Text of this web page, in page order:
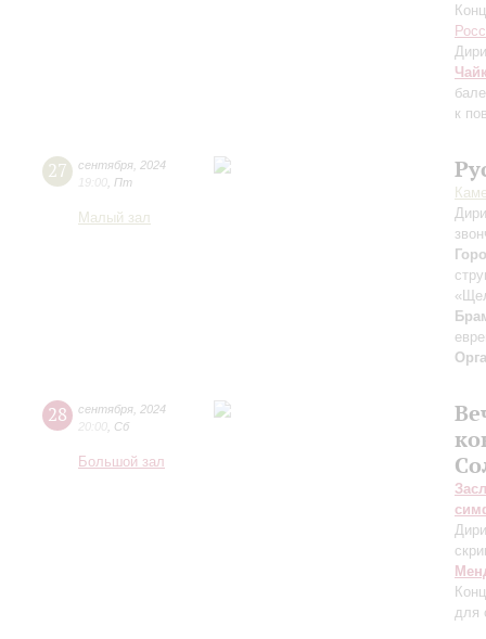
к
27 сентября 2024
19:00 Пт
Малый зал
28 сентября 2024
20:00 Сб
Большой зал
для